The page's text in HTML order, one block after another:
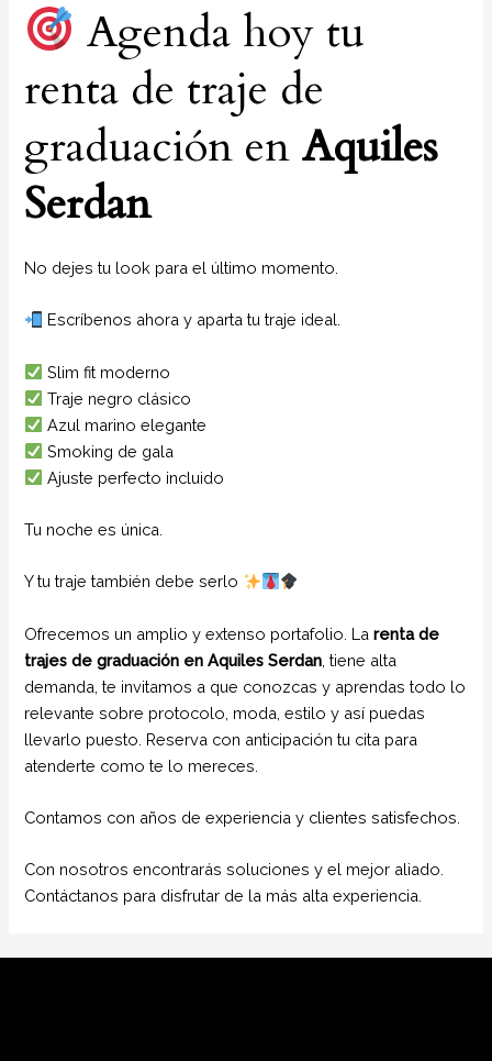
Agenda hoy tu
renta de traje de
graduación enAquiles
Serdan
No dejes tu look para el último momento.
Escríbenos ahora y aparta tu traje ideal.
Slim fit moderno
Traje negro clásico
Azul marino elegante
Smoking de gala
Ajuste perfecto incluido
Tu noche es única.
Y tu traje también debe serlo
Ofrecemos un amplio y extenso portafolio. Larenta de
trajes de graduación en Aquiles Serdan , tiene alta
demanda, te invitamos a que conozcas y aprendas todo lo
relevante sobre protocolo, moda, estilo y así puedas
llevarlo puesto. Reserva con anticipación tu cita para
atenderte como te lo mereces.
Contamos con años de experiencia y clientes satisfechos.
Con nosotros encontrarás soluciones y el mejor aliado.
Contáctanos para disfrutar de la más alta experiencia.